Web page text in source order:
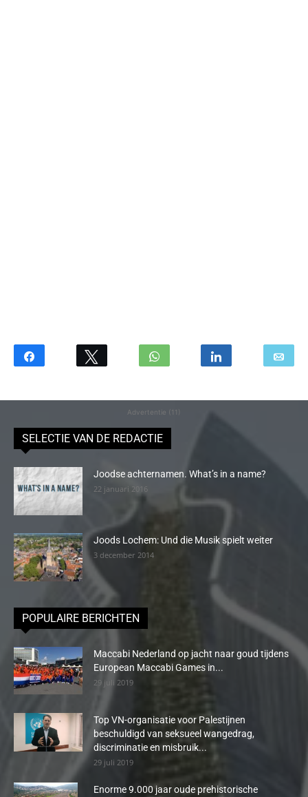
Advertentie (11)
SELECTIE VAN DE REDACTIE
Joodse achternamen. What’s in a name?
22 januari 2016
Joods Lochem: Und die Musik spielt weiter
3 december 2014
POPULAIRE BERICHTEN
Maccabi Nederland op jacht naar goud tijdens
European Maccabi Games in...
29 juli 2019
Top VN-organisatie voor Palestijnen
beschuldigd van seksueel wangedrag,
discriminatie en misbruik...
29 juli 2019
Enorme 9.000 jaar oude prehistorische